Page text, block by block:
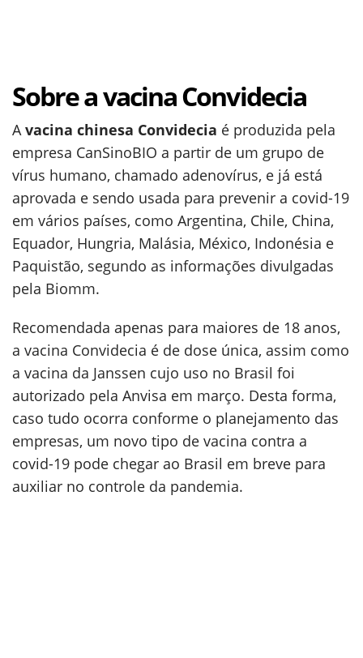
Sobre a vacina Convidecia
Avacina chinesa Convidecia é produzida pela
empresa CanSinoBIO a partir de um grupo de
vírus humano, chamado adenovírus, e já está
aprovada e sendo usada para prevenir a covid-19
em vários países, como Argentina, Chile, China,
Equador, Hungria, Malásia, México, Indonésia e
Paquistão, segundo as informações divulgadas
pela Biomm.
Recomendada apenas para maiores de 18 anos,
a vacina Convidecia é de dose única, assim como
a vacina da Janssen cujo uso no Brasil foi
autorizado pela Anvisa em março. Desta forma,
caso tudo ocorra conforme o planejamento das
empresas, um novo tipo de vacina contra a
covid-19 pode chegar ao Brasil em breve para
auxiliar no controle da pandemia.